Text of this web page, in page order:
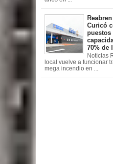
Curicó
puestos
70% de
Noticias
local vuelve a funcionar
mega incendio en ...